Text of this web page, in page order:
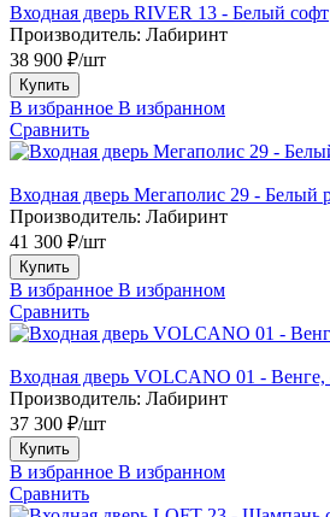
Входная дверь RIVER 13 - Белый софт
Производитель: Лабиринт
38 900 ₽/шт
Купить
В избранное В избранном
Сравнить
Входная дверь Мегаполис 29 - Белый
Производитель: Лабиринт
41 300 ₽/шт
Купить
В избранное В избранном
Сравнить
Входная дверь VOLCANO 01 - Венге,
Производитель: Лабиринт
37 300 ₽/шт
Купить
В избранное В избранном
Сравнить